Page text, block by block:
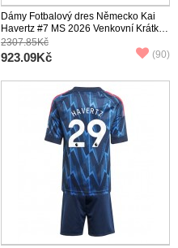
Dámy Fotbalový dres Německo Kai
Havertz #7 MS 2026 Venkovní Krátký
Rukáv
2307.85Kč
923.09Kč (90)